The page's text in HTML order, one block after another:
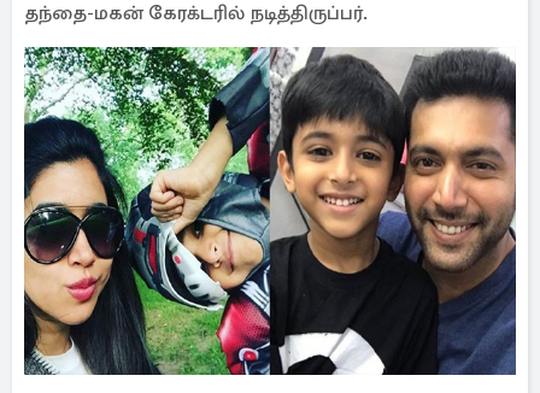
தந்தை-மகன் கேரக்டரில் நடித்திருப்பர்.